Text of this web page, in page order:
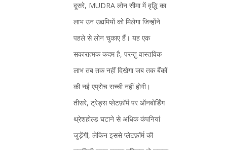
दूसरे, MUDRA लोन सीमा में वृद्धि का
लाभ उन उद्यमियों को मिलेगा जिन्होंने
पहले से लोन चुकाए हैं। यह एक
सकारात्मक कदम है, परन्तु वास्तविक
लाभ तब तक नहीं दिखेगा जब तक बैंकों
की नई एप्रोच सच्ची नहीं होगी।
तीसरे, ट्रेड्स प्लेटफ़ॉर्म पर ऑनबोर्डिंग
थ्रेशहोल्ड घटाने से अधिक कंपनियां
जुड़ेंगी, लेकिन इससे प्लेटफ़ॉर्म की